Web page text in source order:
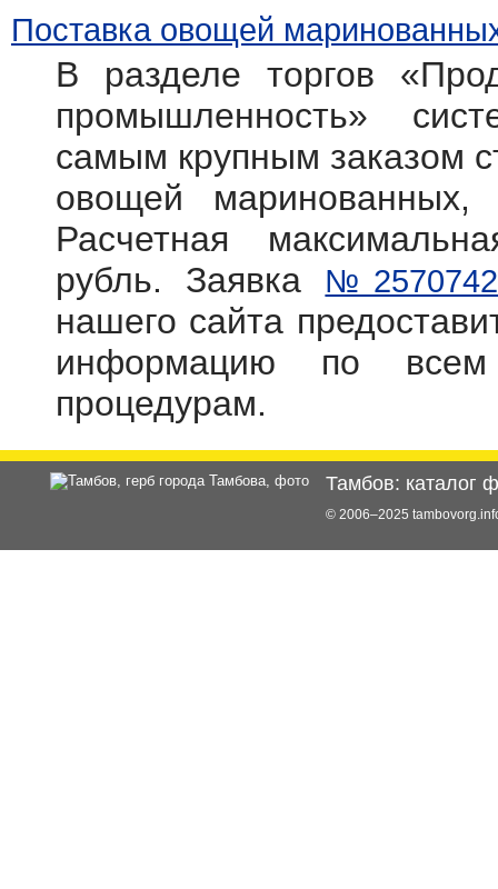
Поставка овощей
В разделе торгов
промышленность»
самым крупным заказом
овощей маринованных,
Расчетная
рубль. Заявка
нашего сайта
информацию по всем
процедурам.
Тамбов: каталог
© 2006–2025